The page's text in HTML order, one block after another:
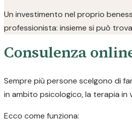
Un investimento nel proprio
professionista: insieme si può
Consulenza
Sempre più persone scelgono di
in ambito psicologico, la terapia in
Ecco come funziona: